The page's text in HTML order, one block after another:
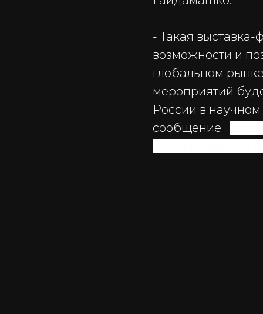
- Такая
возможности и
глобальном
мероприятий
России в
сообщение